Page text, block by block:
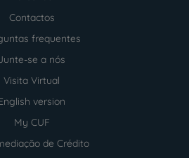
Contactos
frequentes
se a nós
Visita Virtual
version
My CUF
de Crédito